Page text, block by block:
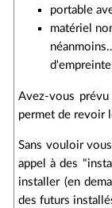
portable
matériel
Avez-vous
permet de revoir
Sans vouloir
appel à des
installer (en
des futurs